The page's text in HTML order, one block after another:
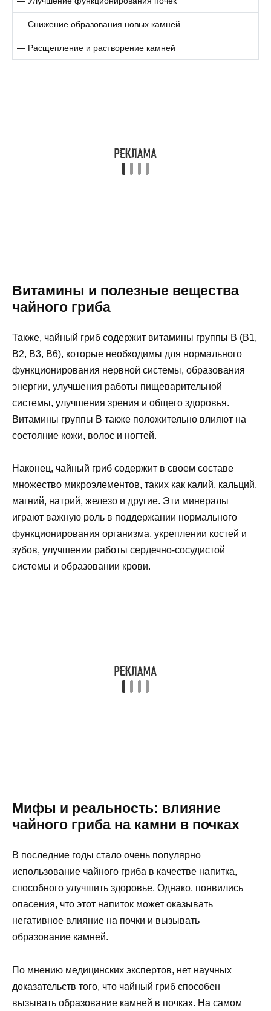
— Снижение образования новых камней
— Расщепление и растворение камней
Витамины и полезные вещества
чайного гриба
Также, чайный гриб содержит витамины группы В (В1,
В2, В3, В6), которые необходимы для нормального
функционирования нервной системы, образования
энергии, улучшения работы пищеварительной
системы, улучшения зрения и общего здоровья.
Витамины группы В также положительно влияют на
состояние кожи, волос и ногтей.
Наконец, чайный гриб содержит в своем составе
множество микроэлементов, таких как калий, кальций,
магний, натрий, железо и другие. Эти минералы
играют важную роль в поддержании нормального
функционирования организма, укреплении костей и
зубов, улучшении работы сердечно-сосудистой
системы и образовании крови.
Мифы и реальность: влияние
чайного гриба на камни в почках
В последние годы стало очень популярно
использование чайного гриба в качестве напитка,
способного улучшить здоровье. Однако, появились
опасения, что этот напиток может оказывать
негативное влияние на почки и вызывать
образование камней.
По мнению медицинских экспертов, нет научных
доказательств того, что чайный гриб способен
вызывать образование камней в почках. На самом